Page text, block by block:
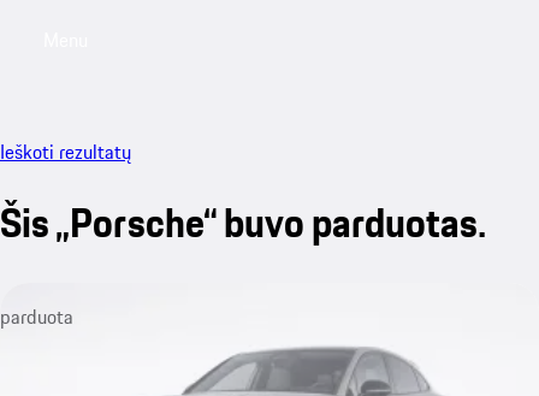
Ieškoti rezultatų
Šis „Porsche“ buvo parduotas.
parduota